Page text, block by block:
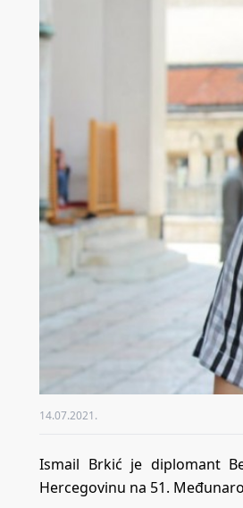
14.07.2021.
Ismail Brkić je diplomant
Hercegovinu na 51.